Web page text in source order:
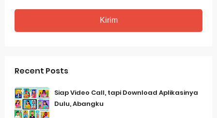
Recent Posts
Siap Video Call, tapi Download Aplikasinya
Dulu, Abangku